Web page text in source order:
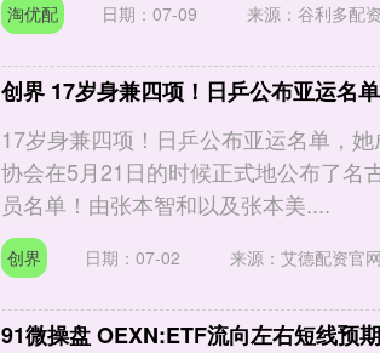
淘优配 日期：07-09 来源：谷利多配资
创界 17岁身兼四项！日乒公布亚运名
17岁身兼四项！日乒公布亚运名单，
协会在5月21日的时候正式地公布了名
员名单！由张本智和以及张本美....
创界 日期：07-02 来源：艾德配资官网
91微操盘 OEXN:ETF流向左右短线预期